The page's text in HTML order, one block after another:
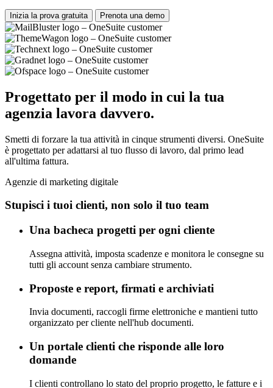
Inizia la prova gratuita Prenota una demo
Progettato per il modo in cui la tua
agenzia lavora davvero.
Smetti di forzare la tua attività in cinque strumenti diversi. OneSuite
è progettato per adattarsi al tuo flusso di lavoro, dal primo lead
all'ultima fattura.
Agenzie di marketing digitale
Stupisci i tuoi clienti, non solo il tuo team
Una bacheca progetti per ogni cliente
Assegna attività, imposta scadenze e monitora le consegne su
tutti gli account senza cambiare strumento.
Proposte e report, firmati e archiviati
Invia documenti, raccogli firme elettroniche e mantieni tutto
organizzato per cliente nell'hub documenti.
Un portale clienti che risponde alle loro
domande
I clienti controllano lo stato del proprio progetto, le fatture e i